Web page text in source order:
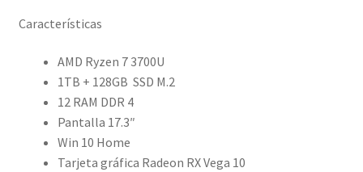
Características
AMD Ryzen 7 3700U
1TB + 128GB SSD M.2
12 RAM DDR 4
Pantalla 17.3″
Win 10 Home
Tarjeta gráfica Radeon RX Vega 10